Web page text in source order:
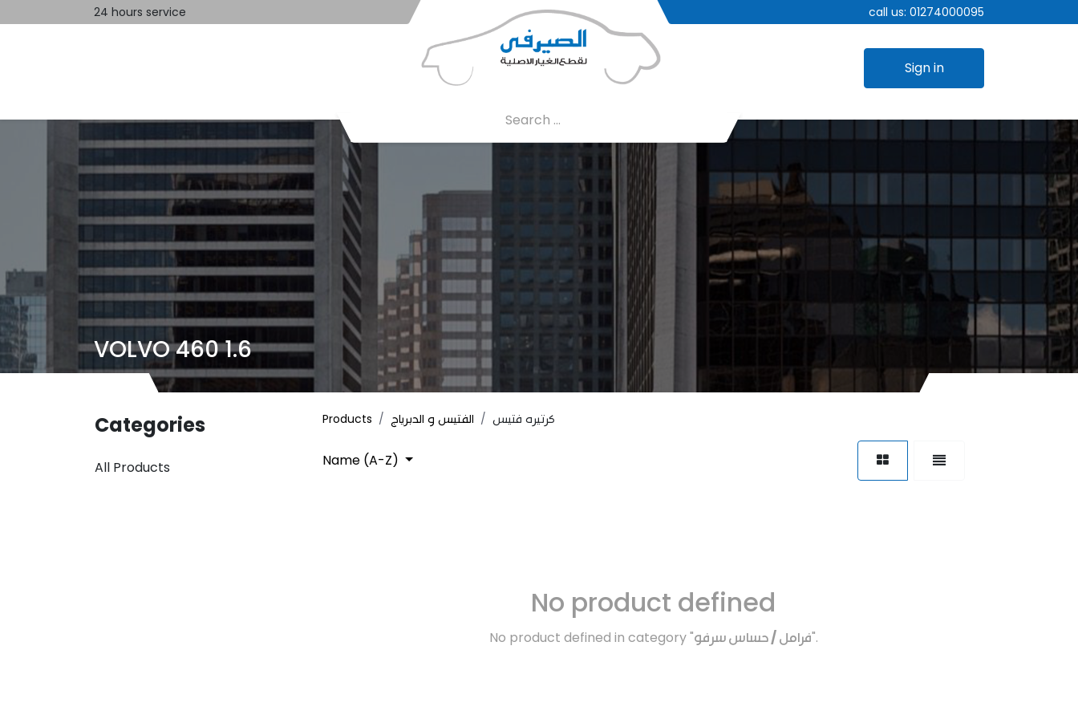
24 hours service call us: 01274000095
Sign in
VOLVO 460 1.6
Categories
All Products
Products الفتيس و الدبرياج كرتيره فتيس
Name (A-Z)
No product defined
No product defined in category "فرامل / حساس سرفو".